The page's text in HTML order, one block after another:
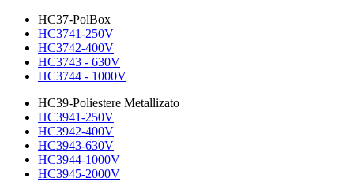
HC37-PolBox
HC3741-250V
HC3742-400V
HC3743 - 630V
HC3744 - 1000V
HC39-Poliestere Metallizato
HC3941-250V
HC3942-400V
HC3943-630V
HC3944-1000V
HC3945-2000V